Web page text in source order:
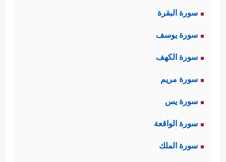
سورة البقرة
سورة يوسف
سورة الكهف
سورة مريم
سورة يس
سورة الواقعة
سورة الملك